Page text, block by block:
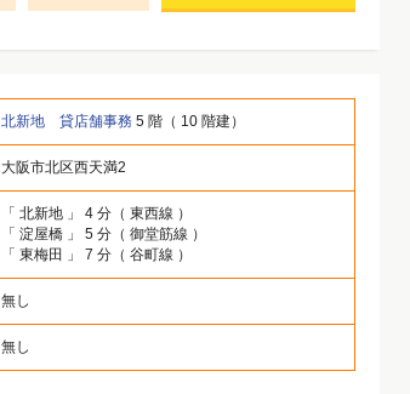
北新地 貸店舗事務 5 階（ 10 階建）
大阪市北区西天満2
「 北新地 」 4 分（ 東西線 ）
「 淀屋橋 」 5 分（ 御堂筋線 ）
「 東梅田 」 7 分（ 谷町線 ）
無し
無し